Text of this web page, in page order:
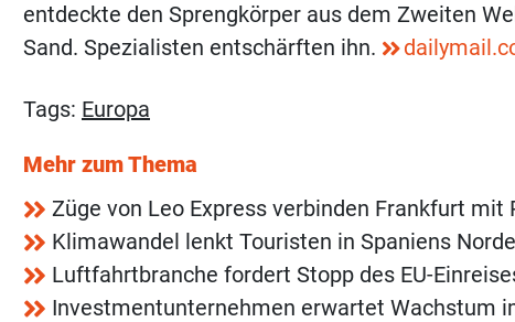
entdeckte den Sprengkörper aus dem Zweiten
Sand. Spezialisten entschärften ihn.
Tags: Europa
Mehr zum Thema
Züge von Leo Express verbinden Frankfurt mit
Klimawandel lenkt Touristen in Spaniens
Luftfahrtbranche fordert Stopp des EU-
Investmentunternehmen erwartet Wachstum